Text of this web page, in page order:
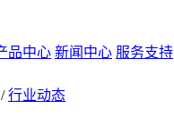
品中心 新闻中心 服务支持
/ 行业动态